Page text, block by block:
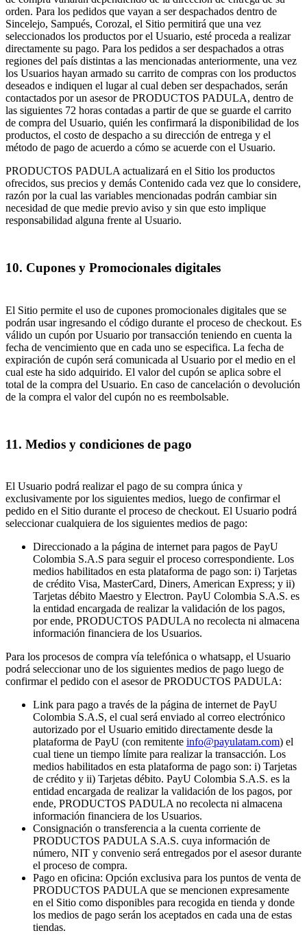
orden. Para los pedidos que vayan a ser despachados dentro de
Sincelejo, Sampués, Corozal, el Sitio permitirá que una vez
seleccionados los productos por el Usuario, esté proceda a realizar
directamente su pago. Para los pedidos a ser despachados a otras
regiones del país distintas a las mencionadas anteriormente, una vez
los Usuarios hayan armado su carrito de compras con los productos
deseados e indiquen el lugar al cual deben ser despachados, serán
contactados por un asesor de PRODUCTOS PADULA, dentro de
las siguientes 72 horas contadas a partir de que se guarde el carrito
de compra del Usuario, quién les confirmará la disponibilidad de los
productos, el costo de despacho a su dirección de entrega y el
método de pago de acuerdo a cómo se acuerde con el Usuario.
PRODUCTOS PADULA actualizará en el Sitio los productos
ofrecidos, sus precios y demás Contenido cada vez que lo considere,
razón por la cual las variables mencionadas podrán cambiar sin
necesidad de que medie previo aviso y sin que esto implique
responsabilidad alguna frente al Usuario.
10. Cupones y Promocionales digitales
El Sitio permite el uso de cupones promocionales digitales que se
podrán usar ingresando el código durante el proceso de checkout. Es
válido un cupón por Usuario por transacción teniendo en cuenta la
fecha de vencimiento que en cada uno se especifica. La fecha de
expiración de cupón será comunicada al Usuario por el medio en el
cual este ha sido adquirido. El valor del cupón se aplica sobre el
total de la compra del Usuario. En caso de cancelación o devolución
de la compra el valor del cupón no es reembolsable.
11. Medios y condiciones de pago
El Usuario podrá realizar el pago de su compra única y
exclusivamente por los siguientes medios, luego de confirmar el
pedido en el Sitio durante el proceso de checkout. El Usuario podrá
seleccionar cualquiera de los siguientes medios de pago:
Direccionado a la página de internet para pagos de PayU
Colombia S.A.S para seguir el proceso correspondiente. Los
medios habilitados en esta plataforma de pago son: i) Tarjetas
de crédito Visa, MasterCard, Diners, American Express; y ii)
Tarjetas débito Maestro y Electron. PayU Colombia S.A.S. es
la entidad encargada de realizar la validación de los pagos,
por ende, PRODUCTOS PADULA no recolecta ni almacena
información financiera de los Usuarios.
Para los procesos de compra vía telefónica o whatsapp, el Usuario
podrá seleccionar uno de los siguientes medios de pago luego de
confirmar el pedido con el asesor de PRODUCTOS PADULA:
Link para pago a través de la página de internet de PayU
Colombia S.A.S, el cual será enviado al correo electrónico
autorizado por el Usuario emitido directamente desde la
plataforma de PayU (con remitente info@payulatam.com) el
cual tiene un tiempo límite para realizar la transacción. Los
medios habilitados en esta plataforma de pago son: i) Tarjetas
de crédito y ii) Tarjetas débito. PayU Colombia S.A.S. es la
entidad encargada de realizar la validación de los pagos, por
ende, PRODUCTOS PADULA no recolecta ni almacena
información financiera de los Usuarios.
Consignación o transferencia a la cuenta corriente de
PRODUCTOS PADULA S.A.S. cuya información de
número, NIT y convenio será entregados por el asesor durante
el proceso de compra.
Pago en oficina: Opción exclusiva para los puntos de venta de
PRODUCTOS PADULA que se mencionen expresamente
en el Sitio como disponibles para recogida en tienda y donde
los medios de pago serán los aceptados en cada una de estas
tiendas.